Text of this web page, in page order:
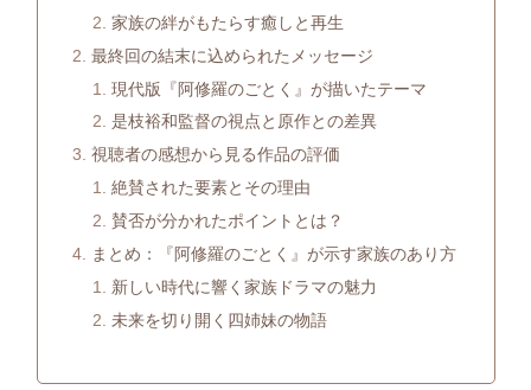
家族の絆がもたらす癒しと再生
最終回の結末に込められたメッセージ
現代版『阿修羅のごとく』が描いたテーマ
是枝裕和監督の視点と原作との差異
視聴者の感想から見る作品の評価
絶賛された要素とその理由
賛否が分かれたポイントとは？
まとめ：『阿修羅のごとく』が示す家族のあり方
新しい時代に響く家族ドラマの魅力
未来を切り開く四姉妹の物語